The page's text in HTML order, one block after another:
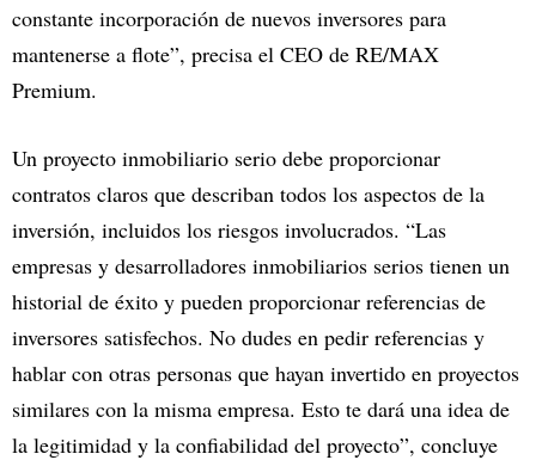
constante incorporación de nuevos inversores para
mantenerse a flote”, precisa el CEO de RE/MAX
Premium.
Un proyecto inmobiliario serio debe proporcionar
contratos claros que describan todos los aspectos de la
inversión, incluidos los riesgos involucrados. “Las
empresas y desarrolladores inmobiliarios serios tienen un
historial de éxito y pueden proporcionar referencias de
inversores satisfechos. No dudes en pedir referencias y
hablar con otras personas que hayan invertido en proyectos
similares con la misma empresa. Esto te dará una idea de
la legitimidad y la confiabilidad del proyecto”, concluye